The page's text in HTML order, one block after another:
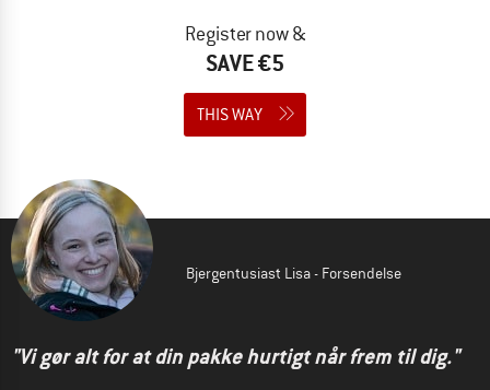
Register now &
SAVE €5
THIS WAY
Bjergentusiast Lisa - Forsendelse
"Vi gør alt for at din pakke hurtigt når frem til dig."